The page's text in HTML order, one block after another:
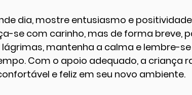
dia, mostre entusiasmo e
se com carinho, mas de forma breve,
lágrimas, mantenha a calma e lembre-
Com o apoio adequado, a criança
e feliz em seu novo ambiente.